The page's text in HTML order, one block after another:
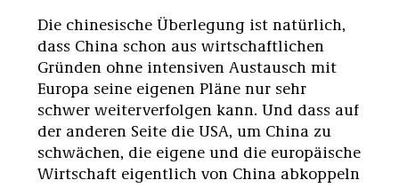
Die chinesische Überlegung ist natürlich,
dass China schon aus wirtschaftlichen
Gründen ohne intensiven Austausch mit
Europa seine eigenen Pläne nur sehr
schwer weiterverfolgen kann. Und dass auf
der anderen Seite die USA, um China zu
schwächen, die eigene und die europäische
Wirtschaft eigentlich von China abkoppeln